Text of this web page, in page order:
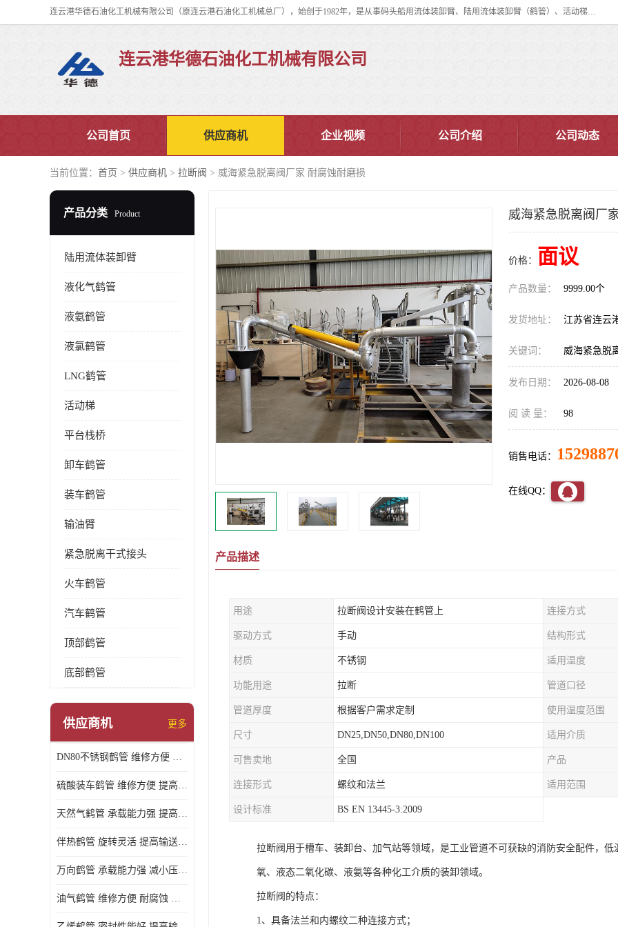
连云港华德石油化工机械有限公司（原连云港石油化工机械总厂），始创于1982年，是从事码头船用流体装卸臂、陆用流体装卸臂（鹤管）、活动梯、钢构平台、定量装车系统等全系列流体装卸设备的设计、制造、销售以及服务的专业供应商。
连云港华德石油化工机械有限公司
公司首页 供应商机 企业视频 公司介绍 公司动态
当前位置： 首页 > 供应商机 > 拉断阀 > 威海紧急脱离阀厂家 耐腐蚀耐磨损
产品分类 Product
陆用流体装卸臂
液化气鹤管
液氨鹤管
液氯鹤管
LNG鹤管
活动梯
平台栈桥
卸车鹤管
装车鹤管
输油臂
紧急脱离干式接头
火车鹤管
汽车鹤管
顶部鹤管
底部鹤管
供应商机 更多
DN80不锈钢鹤管 维修方便 提高输送效率
硫酸装车鹤管 维修方便 提高输送效率
天然气鹤管 承载能力强 提高输送效率
伴热鹤管 旋转灵活 提高输送效率
万向鹤管 承载能力强 减小压力损失
油气鹤管 维修方便 耐腐蚀 耐高温
威海紧急脱离阀厂
价格： 面议
产品数量： 9999.00个
发货地址： 江苏省连云
关键词： 威海紧急脱
发布日期： 2026-08-08
阅 读 量： 98
销售电话：
在线QQ：
产品描述
用途 拉断阀设计安装在鹤管上 连接方式
驱动方式 手动 结构形式
材质 不锈钢 适用温度
功能用途 拉断 管道口径
管道厚度 根据客户需求定制 使用温度范围
尺寸 DN25,DN50,DN80,DN100 适用介质
可售卖地 全国 产品
连接形式 螺纹和法兰 适用范围
设计标准 BS EN 13445-3:2009
拉断阀用于槽车、装卸台、加气站等领域，是工业管道不可获缺的消防安全配件，
氧、液态二氧化碳、液氨等各种化工介质的装卸领域。
拉断阀的特点：
1、具备法兰和内螺纹二种连接方式；